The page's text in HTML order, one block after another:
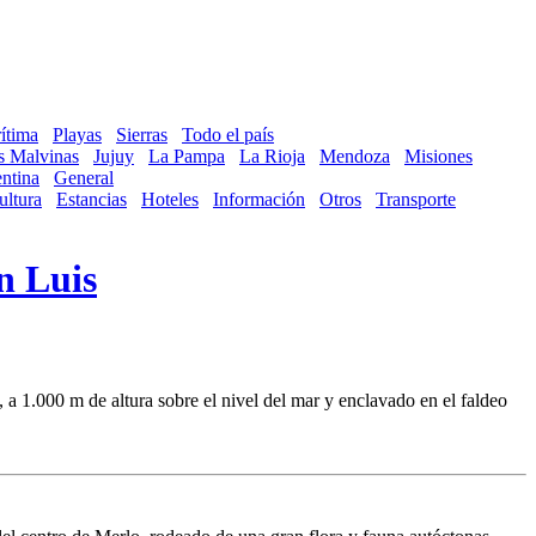
Playas Sierras
Todo el país
Malvinas Jujuy La Pampa La Rioja Mendoza
Misiones
General
Estancias Hoteles Información Otros
Transporte
Luis
1.000 m de altura sobre el nivel del mar y enclavado en el faldeo